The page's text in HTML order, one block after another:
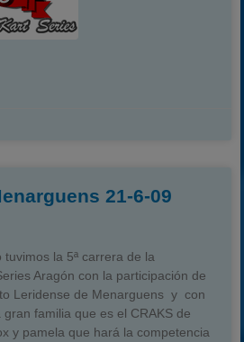
21-6-09
la 5ª carrera de la
Aragón con la participación de
Leridense de Menarguens y con
familia que es el CRAKS de
y pamela que hará la competencia